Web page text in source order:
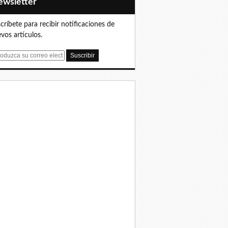
para recibir notificaciones de
artículos.